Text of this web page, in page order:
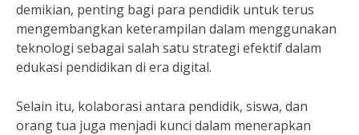
demikian, penting bagi para pendidik untuk terus
mengembangkan keterampilan dalam menggunakan
teknologi sebagai salah satu strategi efektif dalam
edukasi pendidikan di era digital.
Selain itu, kolaborasi antara pendidik, siswa, dan
orang tua juga menjadi kunci dalam menerapkan